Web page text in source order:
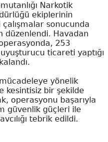
Narkotik
ekiplerinin
sonucunda
düzenlendi. Havadan
253
ticareti yaptığı
yönelik
kesintisiz bir şekilde
operasyonu başarıyla
güvenlik güçleri ile
tebrik edildi.